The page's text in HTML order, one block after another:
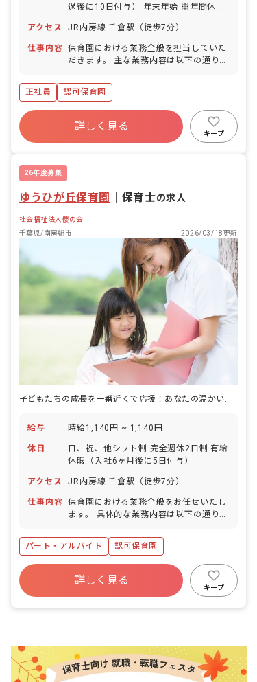
過後に10日付与） 年末年始 ※年間休日
アクセス
JR内房線 千倉駅（徒歩7分）
仕事内容 保育園における業務全般を担当していた
だきます。 主な業務内容は以下の通りで
せ、散歩、食事、着替え、排泄等の補
助） ・保護者への連絡・報告業務 ・月1
回の保健だより作成・発行 ・園内の清
掃、環境整備、その他管理業務 ■園庭有
正社員 認可保育園
詳しく見る
キープ
26年度募集
ゆうひが丘保育園 保育士の求人
社会福祉法人櫻の会
千葉県/南房総市
2026/03/18更新
給与 時給1,140円 ~ 1,140円
休日
日、祝、他シフト制 完全週休2日制 有給
休暇（入社6ヶ月後に5日付与）
アクセス JR内房線 千倉駅（徒歩7分）
仕事内容 保育園における業務全般をお任せいたし
ます。 具体的な業務内容は以下の通りで
・食事、着替え、排泄等の補助 ・保護者
への報告、連絡 ・園内の清掃 ・その
他、園内の管理業務 ■園庭有無：あり
パート・アルバイト 認可保育園
詳しく見る
キープ